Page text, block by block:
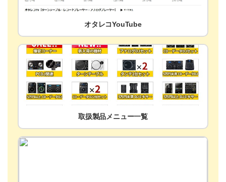
オタレコYouTube
取扱製品メニュー一覧